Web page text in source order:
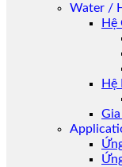
Water /
Hệ
Hệ